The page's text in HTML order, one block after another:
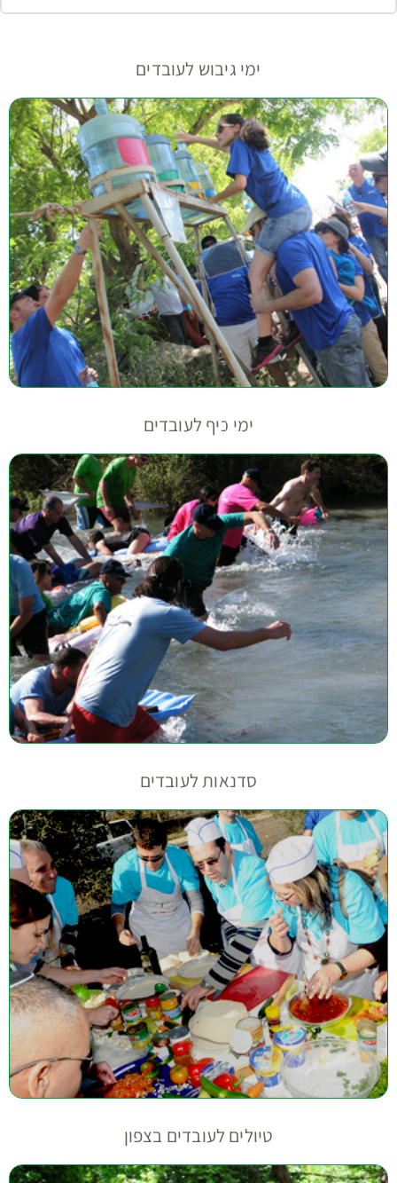
ימי גיבוש לעובדים
ימי כיף לעובדים
סדנאות לעובדים
טיולים לעובדים בצפון